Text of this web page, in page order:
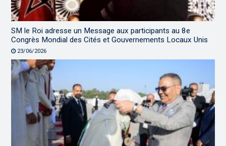
SM le Roi adresse un Message aux participants au 8e
Congrès Mondial des Cités et Gouvernements Locaux Unis
23/06/2026